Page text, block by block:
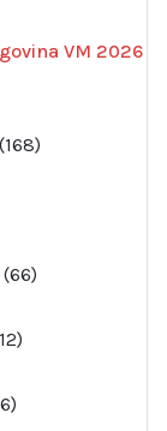
VM 2026
168
produkter
66
produkter
12
produkter
6
produkter